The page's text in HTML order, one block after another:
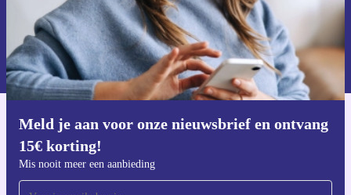
Meld je aan voor onze nieuwsbrief en ontvang
15€ korting!
Mis nooit meer een aanbieding
Voucher aanvragen
Informatie over het gebruik van persoonsgegevens vind je in ons
privacybeleid
Download de refurbed app